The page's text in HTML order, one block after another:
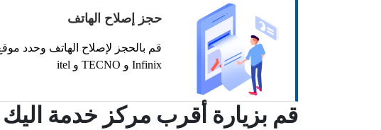
حجز إصلاح الهاتف
قم بالحجز لإصلاح الهاتف وحدد
Infinix و TECNO و itel
قم بزيارة أقرب مركز خدمة اليك